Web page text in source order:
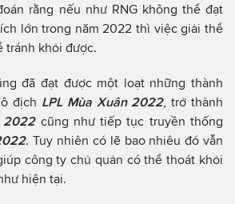
rằng nếu như RNG không thể đạt
lớn trong năm 2022 thì việc giải thể
tránh khỏi được.
đã đạt được một loạt những thành
địch LPL Mùa Xuân 2022, trở thành
2022cũng như tiếp tục truyền thống
. Tuy nhiên có lẽ bao nhiêu đó vẫn
công ty chủ quản có thể thoát khỏi
hiện tại.